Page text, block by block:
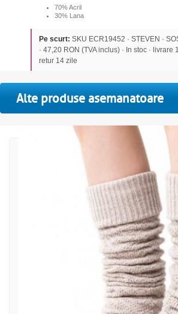
70% Acril
30% Lana
Pe scurt: SKU ECR19452 · STEVEN ·
· 47,20 RON (TVA inclus) · In stoc · livrare
retur 14 zile
Alte produse asemanatoare